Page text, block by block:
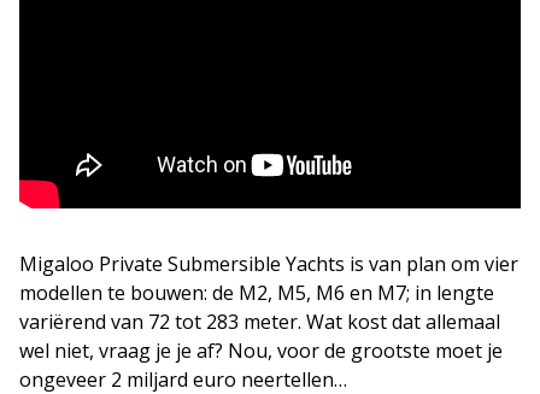
Migaloo Private Submersible Yachts is van plan om vier
modellen te bouwen: de M2, M5, M6 en M7; in lengte
variërend van 72 tot 283 meter. Wat kost dat allemaal
wel niet, vraag je je af? Nou, voor de grootste moet je
ongeveer 2 miljard euro neertellen…